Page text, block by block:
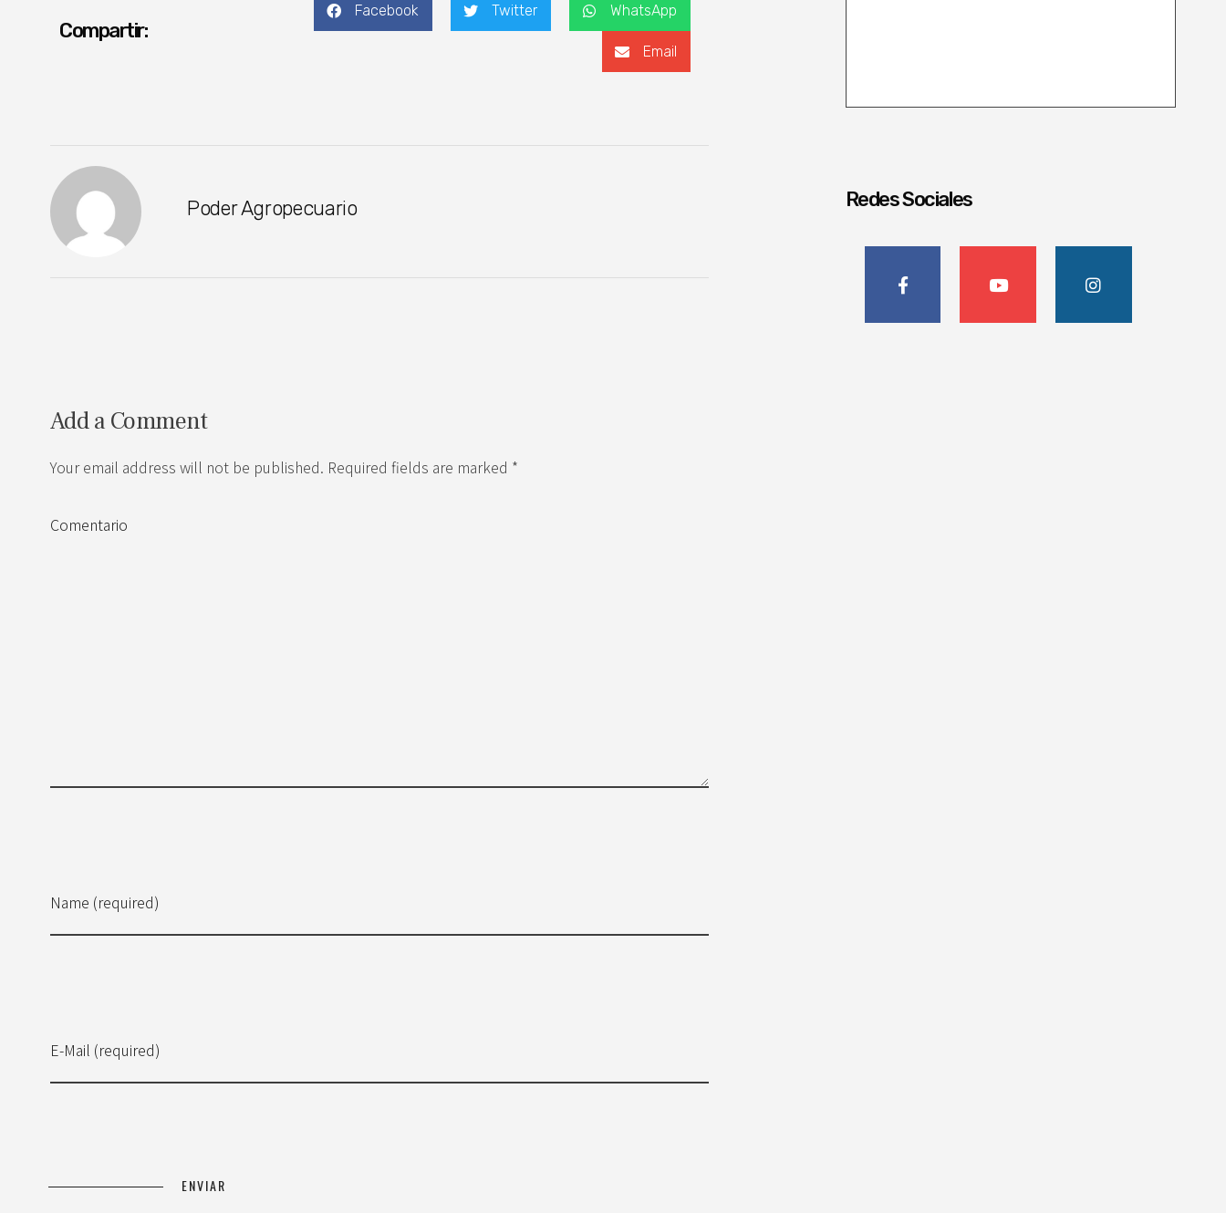
Compartir:
Facebook Twitter WhatsApp
Email
Poder Agropecuario
Add a Comment
Your email address will not be published. Required fields are marked *
Name (required)
E-Mail (required)
Comentario
Redes Sociales